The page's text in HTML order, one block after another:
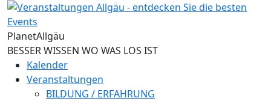
Direkt zum Inhalt
PlanetAllgäu
BESSER WISSEN WO WAS LOS IST
Kalender
Veranstaltungen
BILDUNG / ERFAHRUNG